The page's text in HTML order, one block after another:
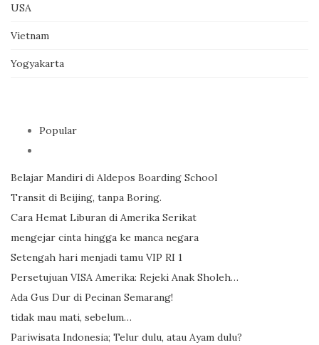
USA
Vietnam
Yogyakarta
Popular
Belajar Mandiri di Aldepos Boarding School
Transit di Beijing, tanpa Boring.
Cara Hemat Liburan di Amerika Serikat
mengejar cinta hingga ke manca negara
Setengah hari menjadi tamu VIP RI 1
Persetujuan VISA Amerika: Rejeki Anak Sholeh…
Ada Gus Dur di Pecinan Semarang!
tidak mau mati, sebelum…
Pariwisata Indonesia; Telur dulu, atau Ayam dulu?